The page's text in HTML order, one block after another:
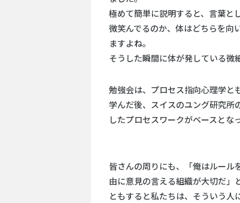
極めて簡単に説明すると、言葉と
微笑んでるのか、体はどちらを向
ますよね。
そうした瞬間に体が発している微
勉強会は、プロセス指向心理学と
学んだ後、スイスのユング研究所
したプロセスワークがベースとな
皆さんの周りにも、「俺はルール
由に意見の言える組織が大切だ」
ともすると私たちは、そういう人